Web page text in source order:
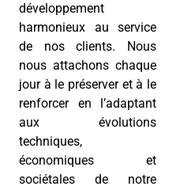
développement
harmonieux au service
de nos clients. Nous
nous attachons chaque
jour à le préserver et à le
renforcer en l’adaptant
aux évolutions
techniques,
économiques et
sociétales de notre